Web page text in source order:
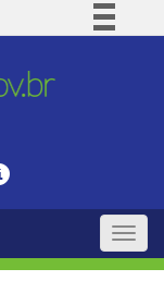
BR
Toggle